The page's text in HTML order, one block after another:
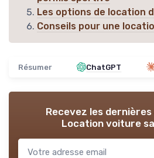
Les options de location
Conseils pour une
Résumer ChatGPT
Recevez les
Location voiture